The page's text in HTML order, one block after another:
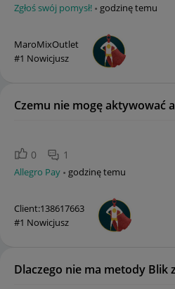
Zgłoś swój pomysł! godzinę temu
MaroMixOutlet
#1 Nowicjusz
Czemu nie mogę aktywować
0 1
Allegro Pay godzinę temu
Client:138617663
#1 Nowicjusz
Dlaczego nie ma metody Blik